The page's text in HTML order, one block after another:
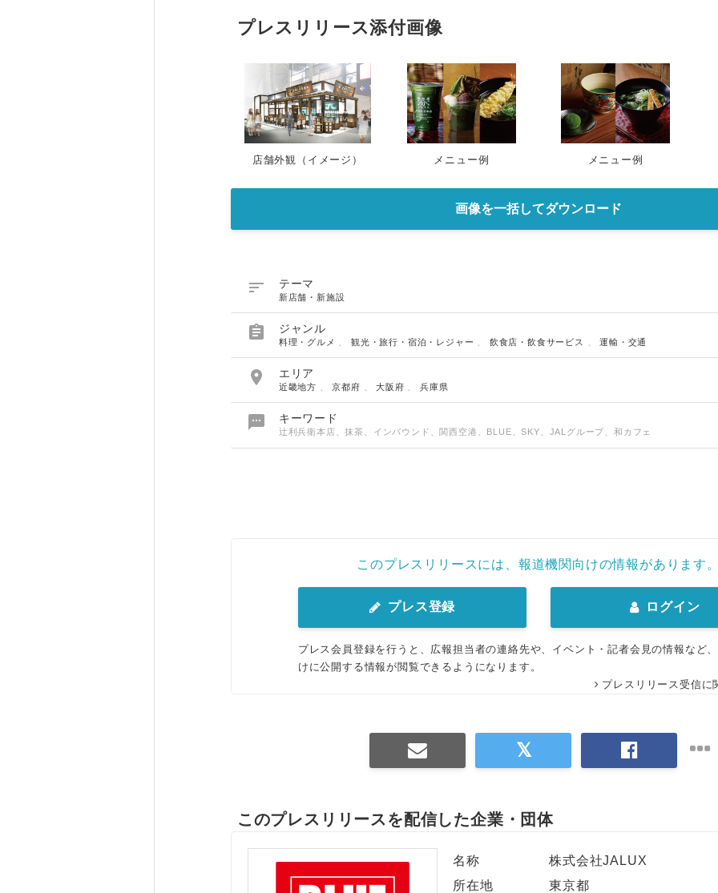
プレスリリース添付画像
店舗外観（イメージ） メニュー例 メニュー例
画像を一括してダウンロード
 テーマ
新店舗・新施設
 ジャンル
料理・グルメ 、観光・旅行・宿泊・レジャー 飲食店・飲食サービス 、運輸・交通
 エリア
近畿地方 、京都府 、大阪府 、兵庫県
 キーワード
辻利兵衛本店、抹茶、インバウンド、関西空港、BLUE、SKY、JALグループ、和カフェ
このプレスリリースには、報道機関向けの情報があります。
プレス登録 ログイン
プレス会員登録を行うと、広報担当者の連絡先や、イベント・記者会見の情報など
けに公開する情報が閲覧できるようになります。
プレスリリース受信に
このプレスリリースを配信した企業・団体
名称
株式会社JALUX
所在地
東京都